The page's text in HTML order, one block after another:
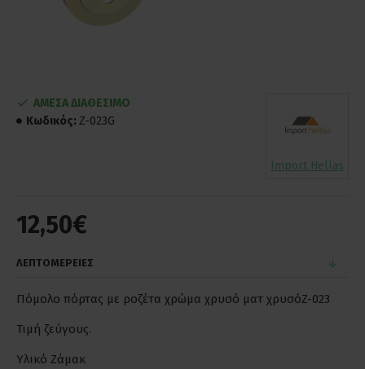
12,50€
ΑΜΕΣΑ ΔΙΑΘΕΣΙΜΟ
Κωδικός: Z-023G
Import Hellas
ΛΕΠΤΟΜΕΡΕΙΕΣ
Πόμολο πόρτας με ροζέτα χρώμα χρυσό ματ χρυσόZ-023
Τιμή ζεύγους.
Υλικό Ζάμακ